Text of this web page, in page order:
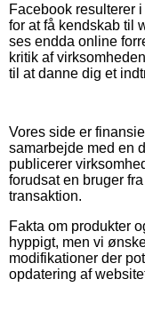
Facebook resulterer
for at få kendskab til
ses endda online
kritik af
til at danne dig et
Vores side er
samarbejde med en
publicerer
forudsat en bruger
transaktion.
Fakta om produkter
hyppigt, men vi
modifikationer der
opdatering af